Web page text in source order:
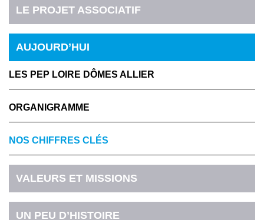
LE PROJET ASSOCIATIF
AUJOURD’HUI
LES PEP LOIRE DÔMES ALLIER
ORGANIGRAMME
NOS CHIFFRES CLÉS
VALEURS ET MISSIONS
UN PEU D’HISTOIRE